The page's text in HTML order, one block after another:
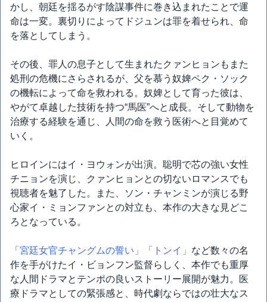
かし、朝廷を揺るがす陰謀事件に巻き込まれたことで運
命は一変。裏切りによってドジュンは罪を着せられ、命
を落としてしまう。
その後、罪人の息子として生まれたクァンヒョンもまた
処刑の危機にさらされるが、父を慕う奴婢ペク・ソック
の機転によって命を救われる。奴婢として育った彼は、
やがて卓越した技術を持つ“馬医”へと成長。そして動物を
治療する経験を通じ、人間の命を救う医術へと目覚めて
いく。
ヒロインにはイ・ヨウォンが出演。聡明で芯の強い女性
チニョンを演じ、クァンヒョンとの切ないロマンスでも
視聴者を魅了した。また、ソン・チャンミンが演じる野
心家イ・ミョンファンとの対立も、本作の大きな見どこ
ろとなっている。
「宮廷女官チャングムの誓い」 「トンイ」 など数々の名
作を手がけたイ・ビョンフン監督らしく、本作でも重厚
な人間ドラマとテンポの良いストーリー展開が魅力。医
療ドラマとしての緊張感と、時代劇ならではの壮大なス